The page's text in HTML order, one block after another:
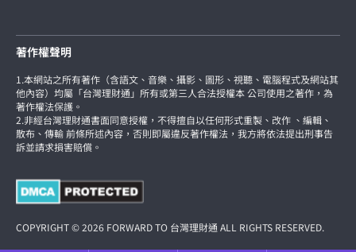
著作權聲明
1.本網站之所有著作（含語文、音樂、攝影、圖形、視聽、電腦程式及網站其
他內容）均屬「台灣理財通」所有或第三人合法授權本 公司使用之著作，為
著作權法保護。
2.非經台灣理財通書面同意授權，不得擅自以任何形式重製、改作 、編輯、
散布、傳輸 前條所述內容，否則即屬違反著作權法，我方將依法提出刑事告
訴並請求損害賠償。
COPYRIGHT © 2026 FORWARD TO 台灣理財通 ALL RIGHTS RESERVED.